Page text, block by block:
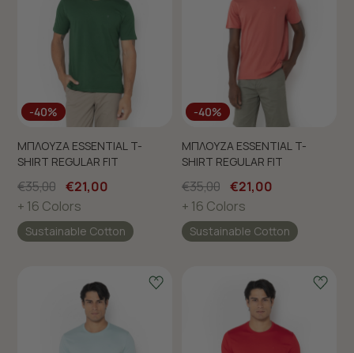
-40%
ΜΠΛΟΥΖΑ ESSENTIAL T-
SHIRT REGULAR FIT
€35,00 €21,00
+ 16 Colors
Sustainable Cotton
-40%
ΜΠΛΟΥΖΑ ESSENTIAL T-
SHIRT REGULAR FIT
€35,00 €21,00
+ 16 Colors
Sustainable Cotton